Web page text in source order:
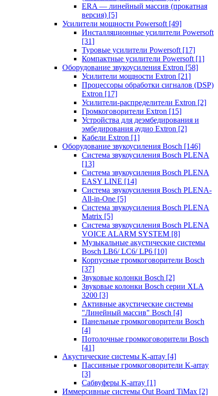
ERA — линейный массив (прокатная
версия) [5]
Усилители мощности Powersoft [49]
Инсталляционные усилители Powersoft
[31]
Туровые усилители Powersoft [17]
Компактные усилители Powersoft [1]
Оборудование звукоусиления Extron [58]
Усилители мощности Extron [21]
Процессоры обработки сигналов (DSP)
Extron [17]
Усилители-распределители Extron [2]
Громкоговорители Extron [15]
Устройства для деэмбедирования и
эмбедирования аудио Extron [2]
Кабели Extron [1]
Оборудование звукоусиления Bosch [146]
Система звукоусиления Bosch PLENA
[13]
Система звукоусиления Bosch PLENA
EASY LINE [14]
Система звукоусиления Bosch PLENA-
All-in-One [5]
Система звукоусиления Bosch PLENA
Matrix [5]
Система звукоусиления Bosch PLENA
VOICE ALARM SYSTEM [8]
Музыкальные акустические системы
Bosch LB6/ LC6/ LP6 [10]
Корпусные громкоговорители Bosch
[37]
Звуковые колонки Bosch [2]
Звуковые колонки Bosch серии XLA
3200 [3]
Активные акустические системы
"Линейный массив" Bosch [4]
Панельные громкоговорители Bosch
[4]
Потолочные громкоговорители Bosch
[41]
Акустические системы K-array [4]
Пассивные громкоговорители K-array
[3]
Сабвуферы K-array [1]
Иммерсивные системы Out Board TiMax [2]